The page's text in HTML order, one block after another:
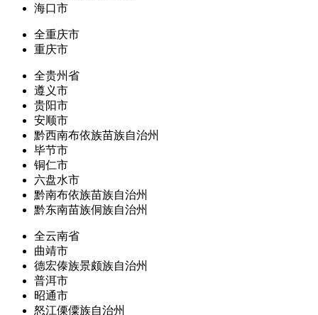
海口市
全重庆市
重庆市
全贵州省
遵义市
贵阳市
安顺市
黔西南布依族苗族自治州
毕节市
铜仁市
六盘水市
黔南布依族苗族自治州
黔东南苗族侗族自治州
全云南省
曲靖市
德宏傣族景颇族自治州
普洱市
昭通市
怒江傈僳族自治州